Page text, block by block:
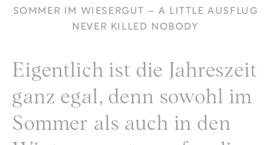
SOMMER IM WIESERGUT – A LITTLE AUSFLUG
NEVER KILLED NOBODY
Eigentlich ist die Jahreszeit
ganz egal, denn sowohl im
Sommer als auch in den